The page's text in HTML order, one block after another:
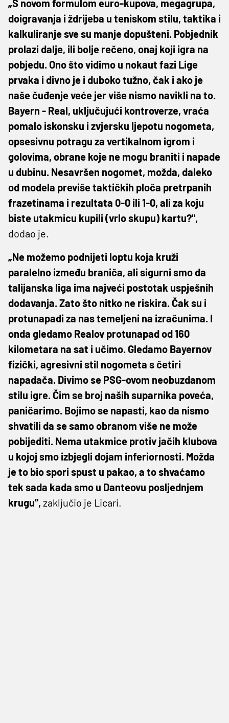
„S novom formulom euro-kupova, megagrupa,
doigravanja i ždrijeba u teniskom stilu, taktika i
kalkuliranje sve su manje dopušteni. Pobjednik
prolazi dalje, ili bolje rečeno, onaj koji igra na
pobjedu. Ono što vidimo u nokaut fazi Lige
prvaka i divno je i duboko tužno, čak i ako je
naše čuđenje veće jer više nismo navikli na to.
Bayern - Real, uključujući kontroverze, vraća
pomalo iskonsku i zvjersku ljepotu nogometa,
opsesivnu potragu za vertikalnom igrom i
golovima, obrane koje ne mogu braniti i napade
u dubinu. Nesavršen nogomet, možda, daleko
od modela previše taktičkih ploča pretrpanih
frazetinama i rezultata 0-0 ili 1-0, ali za koju
biste utakmicu kupili (vrlo skupu) kartu?",
dodao je.
„Ne možemo podnijeti loptu koja kruži
paralelno između braniča, ali sigurni smo da
talijanska liga ima najveći postotak uspješnih
dodavanja. Zato što nitko ne riskira. Čak su i
protunapadi za nas temeljeni na izračunima. I
onda gledamo Realov protunapad od 160
kilometara na sat i učimo. Gledamo Bayernov
fizički, agresivni stil nogometa s četiri
napadača. Divimo se PSG-ovom neobuzdanom
stilu igre. Čim se broj naših suparnika poveća,
paničarimo. Bojimo se napasti, kao da nismo
shvatili da se samo obranom više ne može
pobijediti. Nema utakmice protiv jačih klubova
u kojoj smo izbjegli dojam inferiornosti. Možda
je to bio spori spust u pakao, a to shvaćamo
tek sada kada smo u Danteovu posljednjem
krugu”, zaključio je Licari.